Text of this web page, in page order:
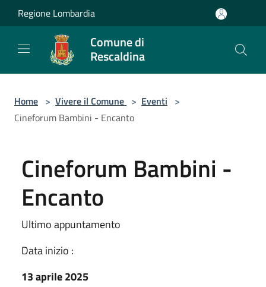
Salta al contenuto principale
Regione Lombardia
Comune di
Rescaldina
Home > Vivere il Comune > Eventi >
Cineforum Bambini - Encanto
Cineforum Bambini -
Encanto
Ultimo appuntamento
Data inizio :
13 aprile 2025